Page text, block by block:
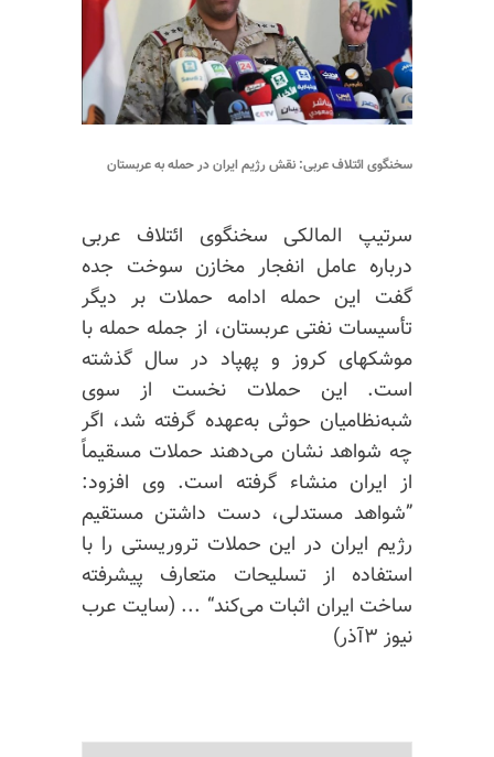
سخنگوی ائتلاف عربی: نقش رژیم ایران در حمله به عربستان
سرتیپ المالکی سخنگوی ائتلاف عربی
درباره عامل انفجار مخازن سوخت جده
گفت این حمله ادامه حملات بر دیگر
تأسیسات نفتی عربستان، از جمله حمله با
موشکهای کروز و پهپاد در سال گذشته
است. این حملات نخست از سوی
شبه‌نظامیان حوثی به‌عهده گرفته شد، اگر
چه شواهد نشان می‌دهند حملات مسقیماً
از ایران منشاء گرفته است. وی افزود:
”شواهد مستدلی، دست داشتن مستقیم
رژیم ایران در این حملات تروریستی را با
استفاده از تسلیحات متعارف پیشرفته
ساخت ایران اثبات می‌کند“ ... (سایت عرب
نیوز ۳آذر)